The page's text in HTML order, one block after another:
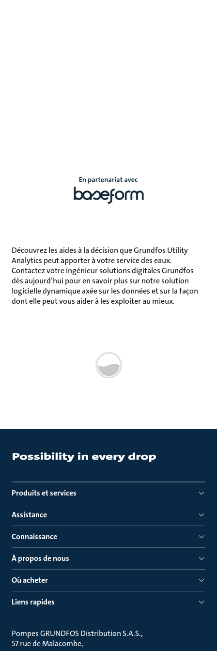
Découvrez les aides à la décision que Grundfos Utility
Analytics peut apporter à votre service des eaux.
Contactez votre ingénieur solutions digitales Grundfos
dès aujourd’hui pour en savoir plus sur notre solution
logicielle dynamique axée sur les données et sur la façon
dont elle peut vous aider à les exploiter au mieux.
Produits et services
Assistance
Connaissance
À propos de nous
Où acheter
Liens rapides
Pompes GRUNDFOS Distribution S.A.S.
57 rue de Malacombe